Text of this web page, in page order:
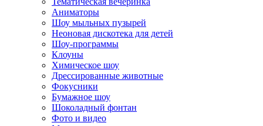
Аниматоры
Шоу мыльных пузырей
Неоновая дискотека для детей
Шоу-программы
Клоуны
Химическое шоу
Дрессированные животные
Фокусники
Бумажное шоу
Шоколадный фонтан
Фото и видео